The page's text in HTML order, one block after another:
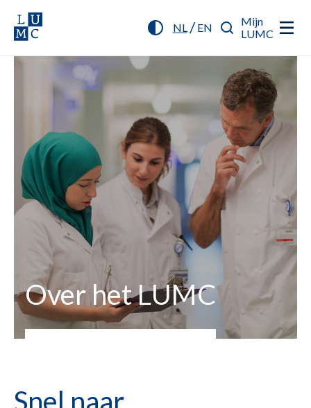
NL/ EN
Mijn
LUMC
Over het LUMC
Snel naar